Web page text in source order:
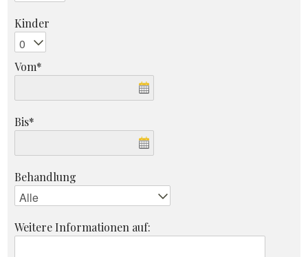
Kinder
Vom*
Bis*
Behandlung
Weitere Informationen auf: